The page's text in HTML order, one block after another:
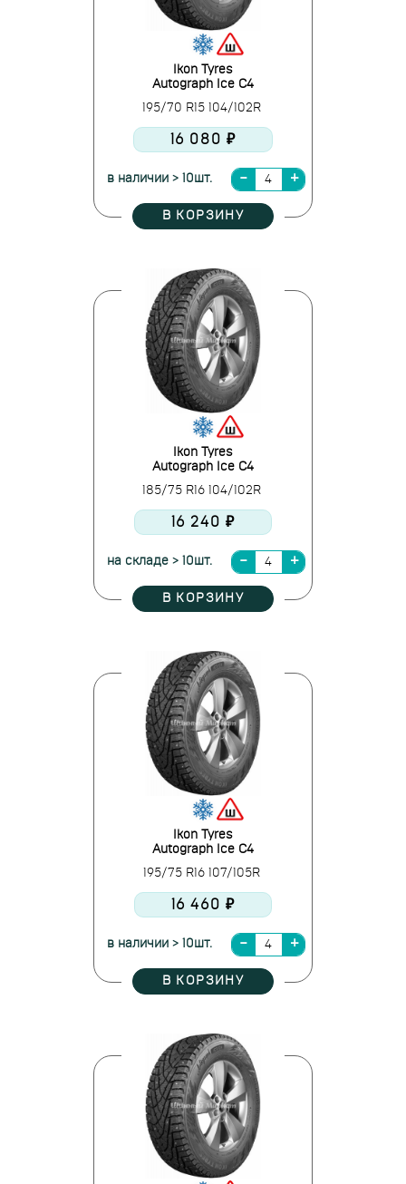
Ikon Tyres
Autograph Ice C4
195/70 R15 104/102R
16 080 ₽
в наличии > 10шт.
В КОРЗИНУ
Ikon Tyres
Autograph Ice C4
185/75 R16 104/102R
16 240 ₽
на складе > 10шт.
В КОРЗИНУ
Ikon Tyres
Autograph Ice C4
195/75 R16 107/105R
16 460 ₽
в наличии > 10шт.
В КОРЗИНУ